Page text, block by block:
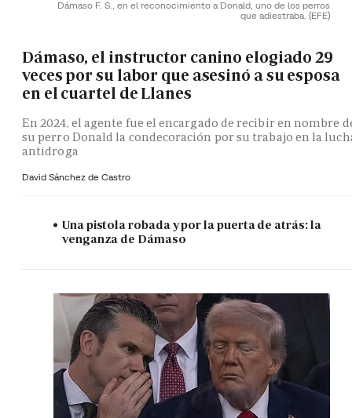
Dámaso F. S., en el reconocimiento a Donald, uno de los perros
que adiestraba. (EFE)
Dámaso, el instructor canino elogiado 29
veces por su labor que asesinó a su esposa
en el cuartel de Llanes
En 2024, el agente fue el encargado de recibir en nombre
su perro Donald la condecoración por su trabajo en la
antidroga
David Sánchez de Castro
Una pistola robada y por la puerta de atrás: la
venganza de Dámaso